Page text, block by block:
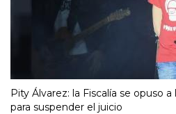
Pity Álvarez: la Fiscalía se opuso
para suspender el juicio